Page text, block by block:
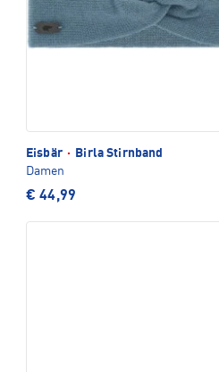
Eisbär ·
Birla Stirnband
Damen
€ 44,99